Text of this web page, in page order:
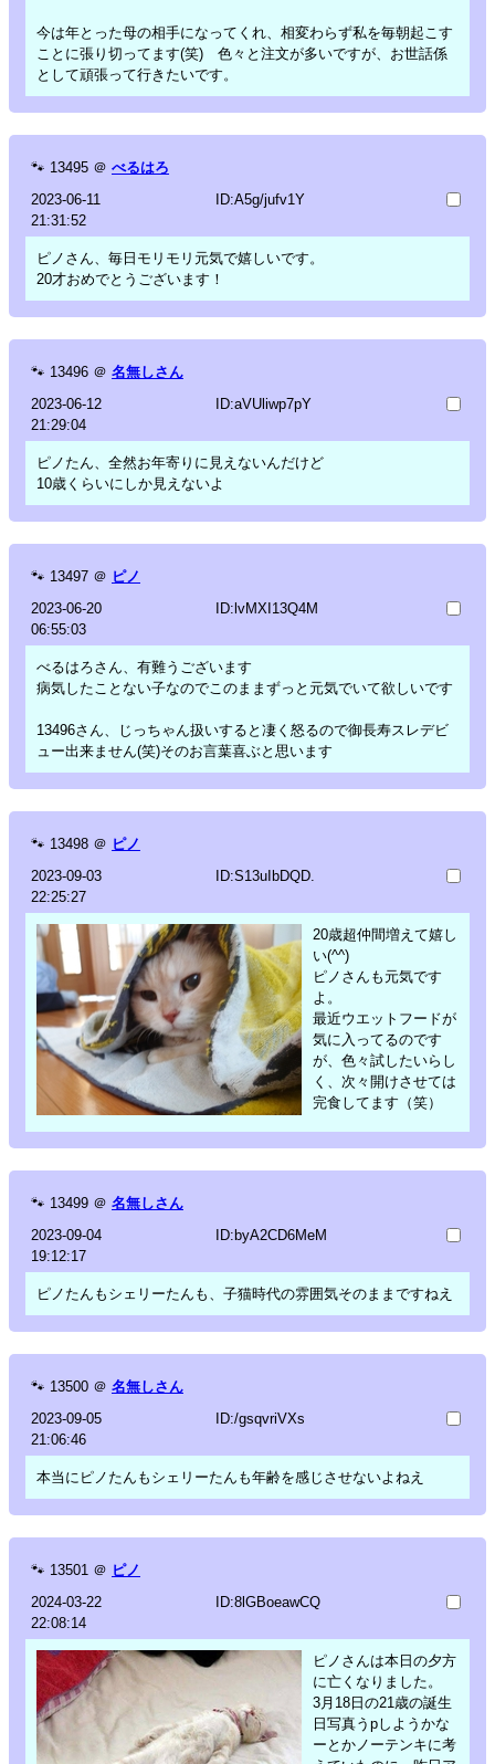
今は年とった母の相手になってくれ、相変わらず私を毎朝起こす
ことに張り切ってます(笑) 色々と注文が多いですが、お世話係
として頑張って行きたいです。
🐾 13495 ＠ べるはろ
2023-06-11
21:31:52
ID:A5g/jufv1Y
ピノさん、毎日モリモリ元気で嬉しいです。
20才おめでとうございます！
🐾 13496 ＠ 名無しさん
2023-06-12
21:29:04
ID:aVUliwp7pY
ピノたん、全然お年寄りに見えないんだけど
10歳くらいにしか見えないよ
🐾 13497 ＠ ピノ
2023-06-20
06:55:03
ID:lvMXI13Q4M
べるはろさん、有難うございます
病気したことない子なのでこのままずっと元気でいて欲しいです
13496さん、じっちゃん扱いすると凄く怒るので御長寿スレデビ
ュー出来ません(笑)そのお言葉喜ぶと思います
🐾 13498 ＠ ピノ
2023-09-03
22:25:27
ID:S13uIbDQD.
20歳超仲間増えて嬉し
い(^^)
ピノさんも元気です
よ。
最近ウエットフードが
気に入ってるのです
が、色々試したいらし
く、次々開けさせては
完食してます（笑）
🐾 13499 ＠ 名無しさん
2023-09-04
19:12:17
ID:byA2CD6MeM
ピノたんもシェリーたんも、子猫時代の雰囲気そのままですねえ
🐾 13500 ＠ 名無しさん
2023-09-05
21:06:46
ID:/gsqvriVXs
本当にピノたんもシェリーたんも年齢を感じさせないよねえ
🐾 13501 ＠ ピノ
2024-03-22
22:08:14
ID:8lGBoeawCQ
ピノさんは本日の夕方
に亡くなりました。
3月18日の21歳の誕生
日写真うpしようかな
ーとかノーテンキに考